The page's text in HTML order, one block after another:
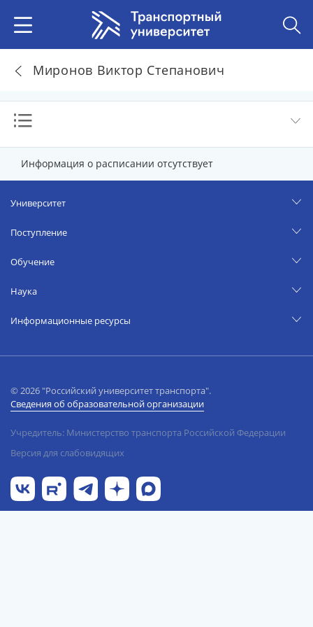
Миронов Виктор Степанович
Информация о расписании отсутствует
Университет
Поступление
Обучение
Наука
Информационные ресурсы
© 2026 "Российский университет транспорта".
Сведения об образовательной организации
Учредитель: Министерство транспорта Российской Федерации
Версия для слабовидящих